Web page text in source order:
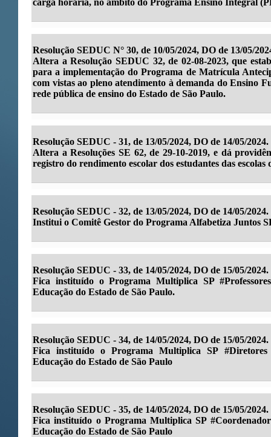
carga horária, no âmbito do Programa Ensino Integral
Resolução SEDUC N° 30, de 10/05/2024, DO de 13/05/
Altera a Resolução SEDUC 32, de 02-08-2023, que
para a implementação do Programa de Matrícula
com vistas ao pleno atendimento à demanda do Ensino
rede pública de ensino do Estado de São Paulo.
Resolução SEDUC - 31, de 13/05/2024, DO de 14/05/2024.
Altera a Resoluções SE 62, de 29-10-2019, e dá
registro do rendimento escolar dos estudantes das escolas
Resolução SEDUC - 32, de 13/05/2024, DO de 14/05/2024.
Institui o Comitê Gestor do Programa Alfabetiza Juntos
Resolução SEDUC - 33, de 14/05/2024, DO de 15/05/2024.
Fica instituído o Programa Multiplica SP
Educação do Estado de São Paulo.
Resolução SEDUC - 34, de 14/05/2024, DO de 15/05/2024.
Fica instituído o Programa Multiplica SP
Educação do Estado de São Paulo
Resolução SEDUC - 35, de 14/05/2024, DO de 15/05/2024.
Fica instituído o Programa Multiplica SP
Educação do Estado de São Paulo